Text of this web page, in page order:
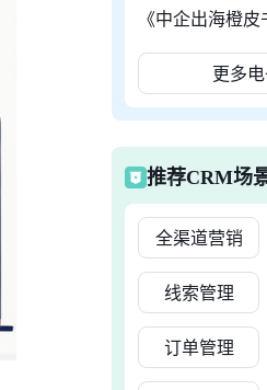
《中企出海橙皮
更多
推荐CRM场
全渠道营销
线索管理
订单管理